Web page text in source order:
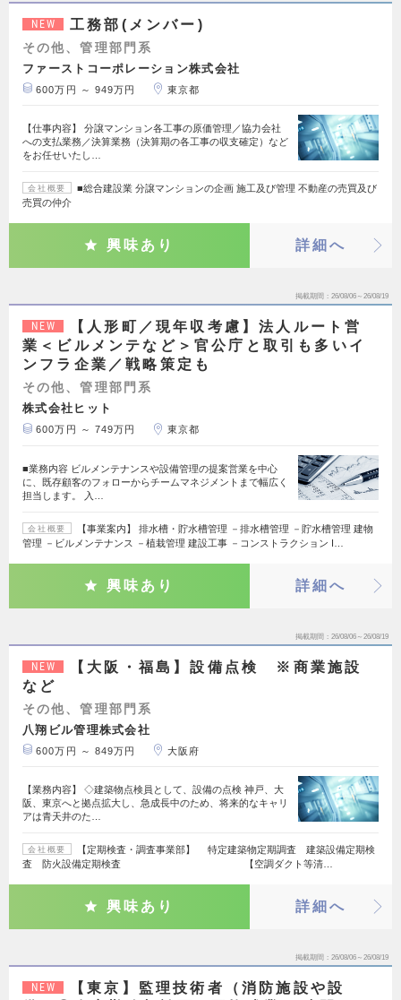
NEW 工務部(メンバー)
その他、管理部門系
ファーストコーポレーション株式会社
600万円 ～ 949万円 東京都
【仕事内容】 分譲マンション各工事の原価管理／協力会社
への支払業務／決算業務（決算期の各工事の収支確定）など
をお任せいたし…
会社概要
■総合建設業 分譲マンションの企画 施工及び管理 不動産の売買及び
売買の仲介
興味あり 詳細へ
掲載期間 26/08/06～26/08/19
NEW
【人形町／現年収考慮】法人ルート営
業＜ビルメンテなど＞官公庁と取引も多いイ
ンフラ企業／戦略策定も
その他、管理部門系
株式会社ヒット
600万円 ～ 749万円 東京都
■業務内容 ビルメンテナンスや設備管理の提案営業を中心
に、既存顧客のフォローからチームマネジメントまで幅広く
担当します。 入…
会社概要
【事業案内】 排水槽・貯水槽管理 －排水槽管理 －貯水槽管理 建物
管理 －ビルメンテナンス －植栽管理 建設工事 －コンストラクション I…
興味あり 詳細へ
掲載期間 26/08/06～26/08/19
NEW
【大阪・福島】設備点検 ※商業施設
など
その他、管理部門系
八翔ビル管理株式会社
600万円 ～ 849万円 大阪府
【業務内容】 ◇建築物点検員として、設備の点検 神戸、大
阪、東京へと拠点拡大し、急成長中のため、将来的なキャリ
アは青天井のた…
会社概要
【定期検査・調査事業部】 特定建築物定期調査 建築設備定期検
査 防火設備定期検査 【空調ダクト等清…
興味あり 詳細へ
掲載期間 26/08/06～26/08/19
NEW
【東京】監理技術者（消防施設や設